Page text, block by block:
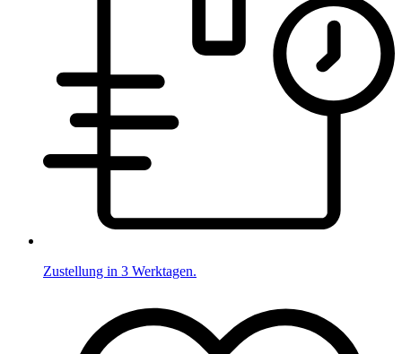
Zustellung in 3 Werktagen.